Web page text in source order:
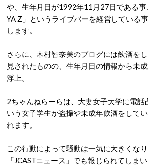
や、生年月日が1992年11月27日である
YA Z」というライブバーを経営している
します。
さらに、木村智奈美のブログには飲酒を
見されたものの、生年月日の情報から未
浮上。
2ちゃんねらーらは、大妻女子大学に電話
いう女子学生が盗撮や未成年飲酒をして
れます。
この行動によって騒動は一気に大きくな
「JCASTニュース」でも報じられてしま